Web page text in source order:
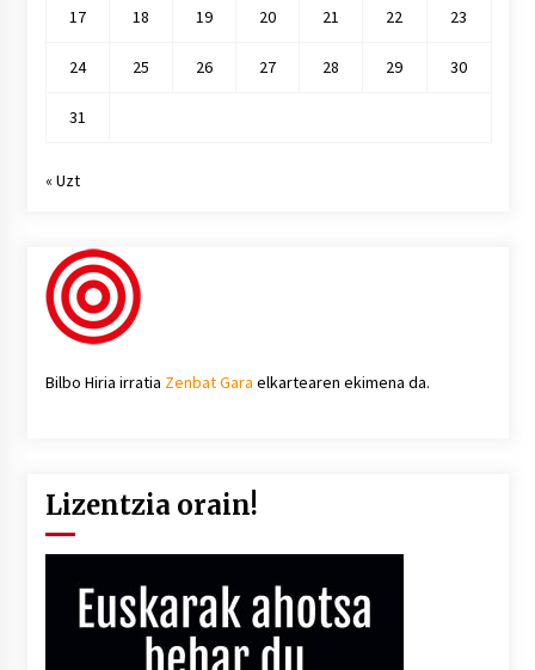
17 18 19 20 21 22 23
24 25 26 27 28 29 30
31
« Uzt
Bilbo Hiria irratia Zenbat Gara elkartearen ekimena da.
Lizentzia orain!